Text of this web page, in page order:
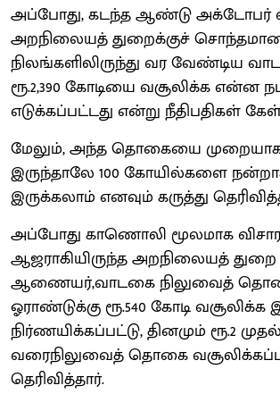
அப்போது, கடந்த ஆண்டு அக்டோபர்
அறநிலையத் துறைக்குச்
நிலங்களிலிருந்து வர வேண்டிய
ரூ.2,390 கோடியை வசூலிக்க என்ன
எடுக்கப்பட்டது என்று நீதிபதிகள்
மேலும், அந்த தொகையை முறையாக
இருந்தாலே 100 கோயில்களை
இருக்கலாம் எனவும் கருத்து
அப்போது காணொலி மூலமாக
ஆஜராகியிருந்த அறநிலையத் துறை
ஆணையர்,வாடகை நிலுவைத்
ஓராண்டுக்கு ரூ.540 கோடி வசூலிக்க
நிர்ணயிக்கப்பட்டு, தினமும் ரூ.2
வரைநிலுவைத் தொகை
தெரிவித்தார்.